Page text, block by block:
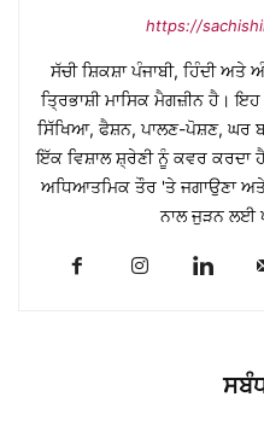
https://
ਸੱਚੀ ਸ਼ਿਕਸ਼ਾ ਪੰਜਾਬੀ, ਹਿੰਦੀ ਅਤੇ
ਤ੍ਰਿਭਾਸ਼ੀ ਮਾਸਿਕ ਮੈਗਜ਼ੀਨ ਹੈ।
ਸਿੱਖਿਆ, ਫੈਸ਼ਨ, ਪਾਲਣ-ਪੋਸ਼ਣ, ਘਰ
ਇੱਕ ਵਿਸ਼ਾਲ ਸ਼੍ਰੇਣੀ ਨੂੰ ਕਵਰ ਕਰਦਾ
ਅਧਿਆਤਮਿਕ ਤੌਰ 'ਤੇ ਜਗਾਉਣਾ
ਨਾਲ ਜੁੜਨ ਲਈ